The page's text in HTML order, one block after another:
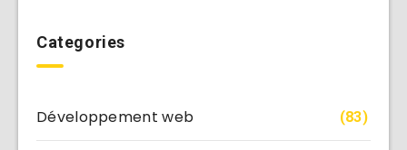
Categories
Développement web (83)